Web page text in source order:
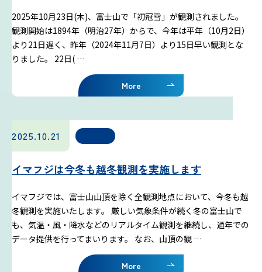
2025年10月23日(木)、富士山で「初冠雪」が観測されました。
観測開始は1894年（明治27年）からで、今年は平年（10月2日）
より21日遅く、昨年（2024年11月7日）より15日早い観測とな
りました。 22日( …
More
2025.10.21
イマフジは今冬も越冬観測を実施します
イマフジでは、富士山山頂を除く全観測地点において、今冬も越
冬観測を実施いたします。 厳しい気象条件が続く冬の富士山で
も、気温・風・降水などのリアルタイム観測を継続し、通年での
データ提供を行ってまいります。 なお、山頂の観 …
More